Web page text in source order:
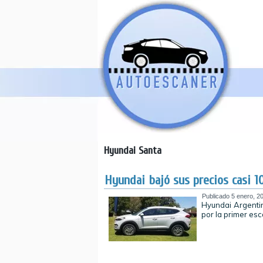
Hyundai Santa
Hyundai bajó sus precios casi
Publicado 5 enero,
Hyundai
por la primer